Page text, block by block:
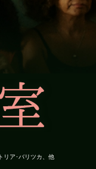
リア･バリツカ、他